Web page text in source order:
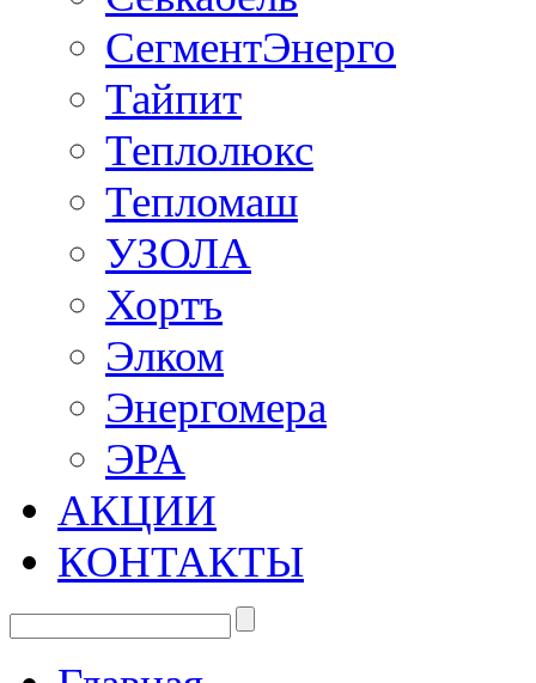
СегментЭнерго
Тайпит
Теплолюкс
Тепломаш
УЗОЛА
Хортъ
Элком
Энергомера
ЭРА
АКЦИИ
КОНТАКТЫ